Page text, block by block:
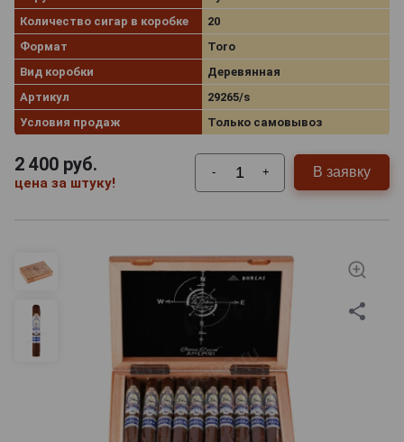
Количество сигар в коробке
20
Формат
Toro
Вид коробки
Деревянная
Артикул
29265/s
Условия продаж
Только самовывоз
2 400 руб.
цена за штуку!
- + В заявку